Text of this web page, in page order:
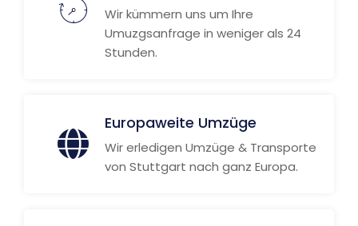
Wir kümmern uns um Ihre
Umuzgsanfrage in weniger als 24
Stunden.
Europaweite Umzüge
Wir erledigen Umzüge & Transporte
von Stuttgart nach ganz Europa.